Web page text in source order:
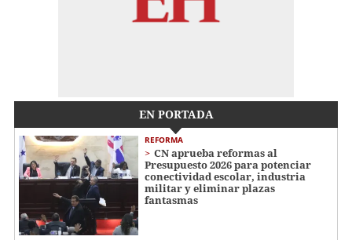
EN PORTADA
REFORMA
CN aprueba reformas al
Presupuesto 2026 para potenciar
conectividad escolar, industria
militar y eliminar plazas
fantasmas